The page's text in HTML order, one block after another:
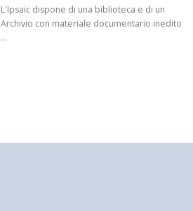
L'Ipsaic dispone di una biblioteca e di un
Archivio con materiale documentario inedito
...